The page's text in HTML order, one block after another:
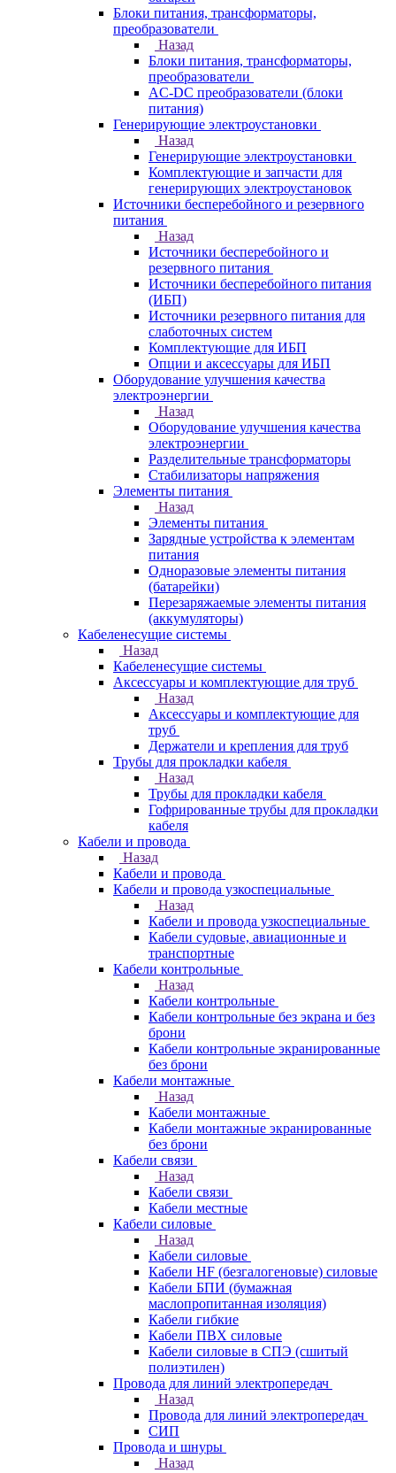
Блоки питания, трансформаторы,
преобразователи
Назад
Блоки питания, трансформаторы,
преобразователи
AC-DC преобразователи (блоки
питания)
Генерирующие электроустановки
Назад
Генерирующие электроустановки
Комплектующие и запчасти для
генерирующих электроустановок
Источники бесперебойного и резервного
питания
Назад
Источники бесперебойного и
резервного питания
Источники бесперебойного питания
(ИБП)
Источники резервного питания для
слаботочных систем
Комплектующие для ИБП
Опции и аксессуары для ИБП
Оборудование улучшения качества
электроэнергии
Назад
Оборудование улучшения качества
электроэнергии
Разделительные трансформаторы
Стабилизаторы напряжения
Элементы питания
Назад
Элементы питания
Зарядные устройства к элементам
питания
Одноразовые элементы питания
(батарейки)
Перезаряжаемые элементы питания
(аккумуляторы)
Кабеленесущие системы
Назад
Кабеленесущие системы
Аксессуары и комплектующие для труб
Назад
Аксессуары и комплектующие для
труб
Держатели и крепления для труб
Трубы для прокладки кабеля
Назад
Трубы для прокладки кабеля
Гофрированные трубы для прокладки
кабеля
Кабели и провода
Назад
Кабели и провода
Кабели и провода узкоспециальные
Назад
Кабели и провода узкоспециальные
Кабели судовые, авиационные и
транспортные
Кабели контрольные
Назад
Кабели контрольные
Кабели контрольные без экрана и без
брони
Кабели контрольные экранированные
без брони
Кабели монтажные
Назад
Кабели монтажные
Кабели монтажные экранированные
без брони
Кабели связи
Назад
Кабели связи
Кабели местные
Кабели силовые
Назад
Кабели силовые
Кабели HF (безгалогеновые) силовые
Кабели БПИ (бумажная
маслопропитанная изоляция)
Кабели гибкие
Кабели ПВХ силовые
Кабели силовые в СПЭ (сшитый
полиэтилен)
Провода для линий электропередач
Назад
Провода для линий электропередач
СИП
Провода и шнуры
Назад